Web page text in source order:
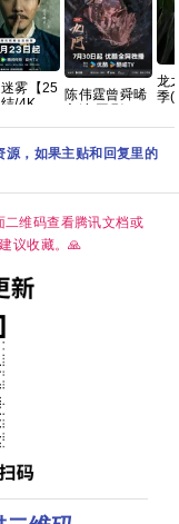
雾【25
/4K超
陈伟霆曾舜晞
门/老九门2
源分享
龙
季
简
源，如果主贴和回复里的
二维码查看腾讯文档或
议收藏。🙏